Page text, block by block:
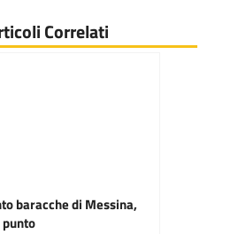
Correlati
baracche di Messina,